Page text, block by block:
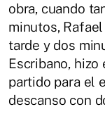
obra, cuando
minutos,
tarde y dos
Escribano,
partido para el
descanso con